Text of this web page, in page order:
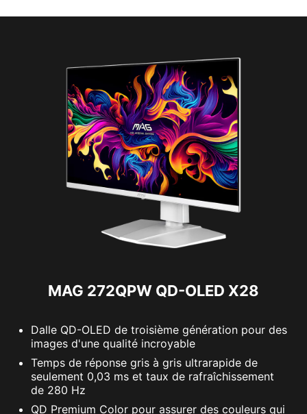
Type de dalle OQ-OLED
Ratio 16:9
Résolution 2560 x 1440 (WQHD)
MAG 272QPW QD-OLED X28
Dalle QD-OLED de troisième génération pour des
images d'une qualité incroyable
Temps de réponse gris à gris ultrarapide de
seulement 0,03 ms et taux de rafraîchissement
de 280 Hz
QD Premium Color pour assurer des couleurs qui